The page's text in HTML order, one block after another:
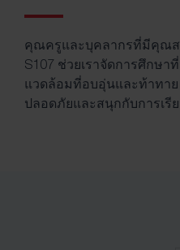
คุณครูและบุคลากรที่มีคุณส
S107 ช่วยเราจัดการศึกษ
แวดล้อมที่อบอุ่นและท้าทาย
ปลอดภัยและสนุกกับการเรี